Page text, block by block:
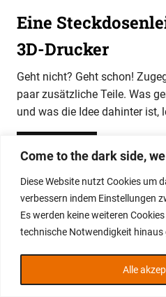
Come to the dark side,
Diese Website nutzt Cookies um
verbessern indem Einstellungen
Es werden keine weiteren
technische Notwendigkeit hinaus
Alle
Eine
3D-Drucker
Geht nicht? Geht schon!
paar zusätzliche Teile. Was
und was die Idee dahinter ist,
WordPress-Theme: Gridbox von